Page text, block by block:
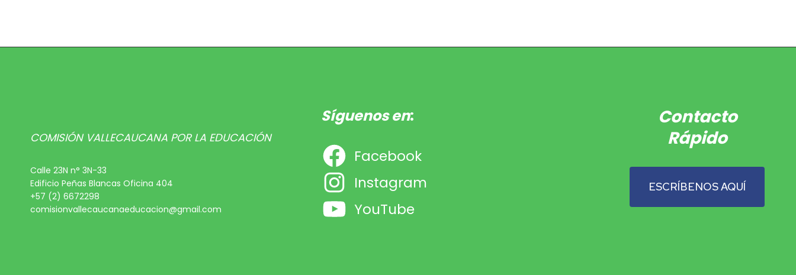
COMISIÓN VALLECAUCANA POR LA EDUCACIÓN
Calle 23N n° 3N-33
Edificio Peñas Blancas Oficina 404
+57 (2) 6672298
comisionvallecaucanaeducacion@gmail.com
Síguenos en:
Facebook
Instagram
YouTube
Contacto
Rápido
ESCRÍBENOS AQUÍ